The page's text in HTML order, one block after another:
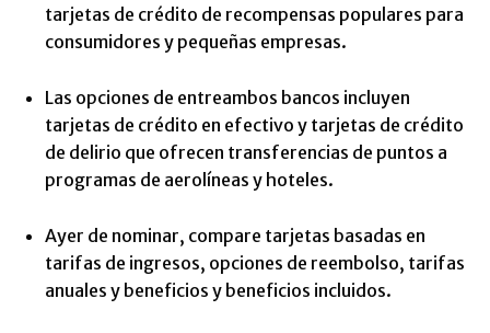
tarjetas de crédito de recompensas populares para
consumidores y pequeñas empresas.
Las opciones de entreambos bancos incluyen
tarjetas de crédito en efectivo y tarjetas de crédito
de delirio que ofrecen transferencias de puntos a
programas de aerolíneas y hoteles.
Ayer de nominar, compare tarjetas basadas en
tarifas de ingresos, opciones de reembolso, tarifas
anuales y beneficios y beneficios incluidos.